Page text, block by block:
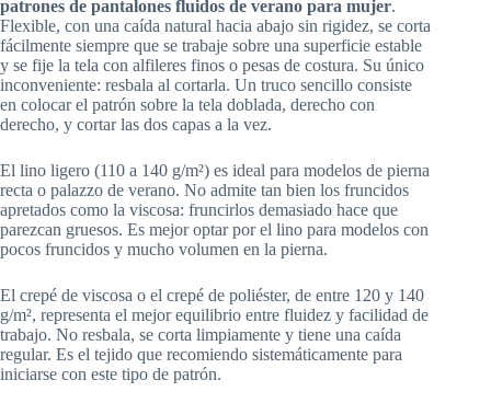
patrones de pantalones fluidos de verano para mujer.
Flexible, con una caída natural hacia abajo sin rigidez, se corta
fácilmente siempre que se trabaje sobre una superficie estable
y se fije la tela con alfileres finos o pesas de costura. Su único
inconveniente: resbala al cortarla. Un truco sencillo consiste
en colocar el patrón sobre la tela doblada, derecho con
derecho, y cortar las dos capas a la vez.
El lino ligero (110 a 140 g/m²) es ideal para modelos de pierna
recta o palazzo de verano. No admite tan bien los fruncidos
apretados como la viscosa: fruncirlos demasiado hace que
parezcan gruesos. Es mejor optar por el lino para modelos con
pocos fruncidos y mucho volumen en la pierna.
El crepé de viscosa o el crepé de poliéster, de entre 120 y 140
g/m², representa el mejor equilibrio entre fluidez y facilidad de
trabajo. No resbala, se corta limpiamente y tiene una caída
regular. Es el tejido que recomiendo sistemáticamente para
iniciarse con este tipo de patrón.